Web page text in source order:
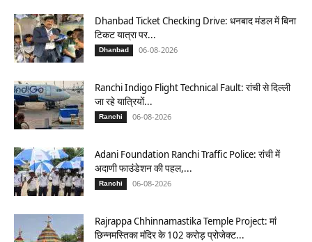
Dhanbad Ticket Checking Drive: धनबाद मंडल में बिना
टिकट यात्रा पर...
Dhanbad 06-08-2026
Ranchi Indigo Flight Technical Fault: रांची से दिल्ली
जा रहे यात्रियों...
Ranchi 06-08-2026
Adani Foundation Ranchi Traffic Police: रांची में
अदाणी फाउंडेशन की पहल,...
Ranchi 06-08-2026
Rajrappa Chhinnamastika Temple Project: मां
छिन्नमस्तिका मंदिर के 102 करोड़ प्रोजेक्ट...